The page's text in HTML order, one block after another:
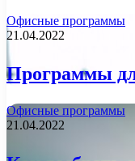
Офисные программы
21.04.2022
Программы
Офисные программы
21.04.2022